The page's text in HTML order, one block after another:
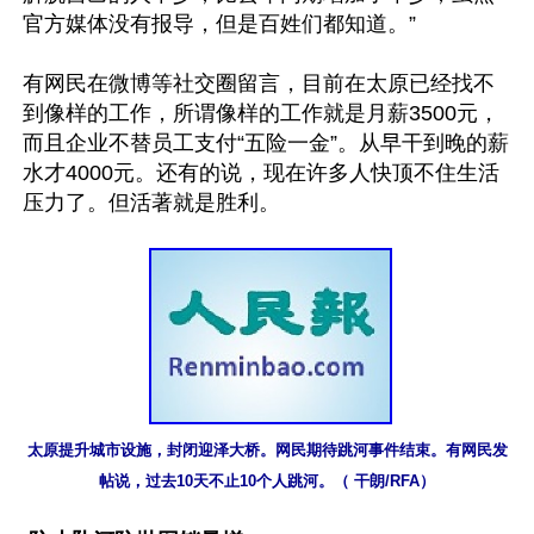
官方媒体没有报导，但是百姓们都知道。”
有网民在微博等社交圈留言，目前在太原已经找不
到像样的工作，所谓像样的工作就是月薪3500元，
而且企业不替员工支付“五险一金”。从早干到晚的薪
水才4000元。还有的说，现在许多人快顶不住生活
压力了。但活著就是胜利。
太原提升城市设施，封闭迎泽大桥。网民期待跳河事件结束。有网民发
帖说，过去10天不止10个人跳河。（ 干朗/RFA）